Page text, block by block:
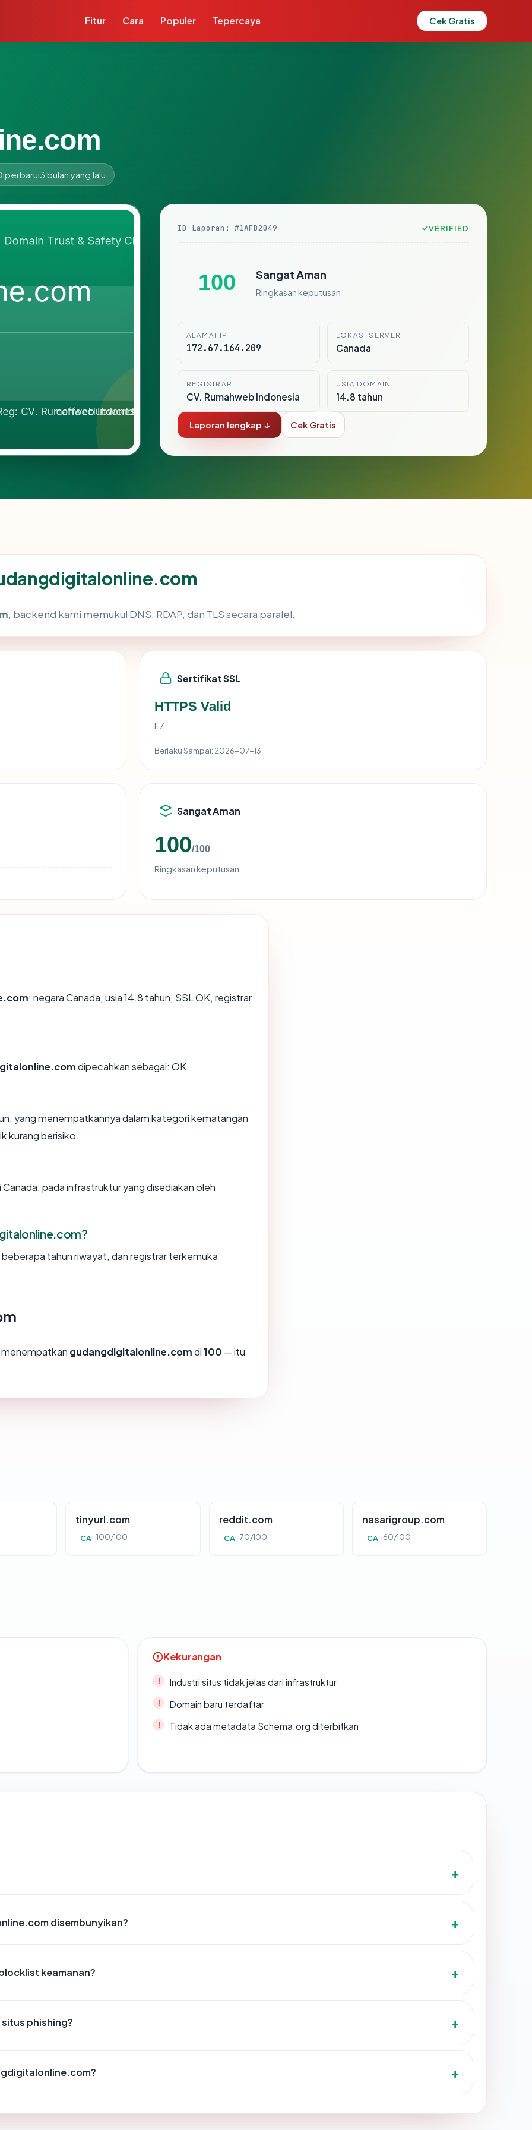
Fitur Cara Populer Tepercaya Cek Gratis
3 bulan yang lalu
ID Laporan: #1AFD2049 VERIFIED
100 Sangat Aman
Ringkasan keputusan
ALAMAT IP
172.67.164.209
LOKASI SERVER
Canada
REGISTRAR
CV. Rumahweb Indonesia
USIA DOMAIN
14.8 tahun
Laporan lengkap ↓ Cek Gratis
, backend kami memukul DNS, RDAP, dan TLS secara paralel.
Sertifikat SSL
HTTPS Valid
E7
Berlaku Sampai: 2026-07-13
Sangat Aman
100/100
Ringkasan keputusan
: negara Canada, usia 14.8 tahun, SSL OK, registrar
dipecahkan sebagai: OK.
yang menempatkannya dalam kategori kematangan
kurang berisiko.
pada infrastruktur yang disediakan oleh
tahun riwayat, dan registrar terkemuka
gudangdigitalonline.comdi100 — itu
tinyurl.com
CA 100/100
reddit.com
CA 70/100
nasarigroup.com
CA 60/100
Kekurangan
Industri situs tidak jelas dari infrastruktur
Domain baru terdaftar
Tidak ada metadata Schema.org diterbitkan
disembunyikan?
keamanan?
phishing?